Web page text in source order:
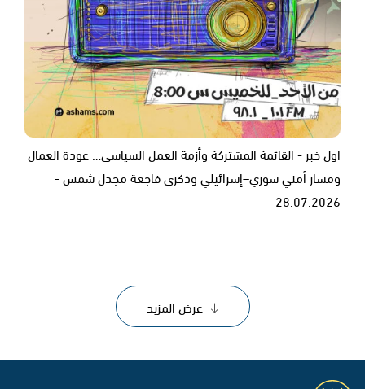
اول خبر - القائمة المشتركة وأزمة العمل السياسي… عودة العمال
ومسار أمني سوري–إسرائيلي وذكرى فاجعة مجدل شمس -
28.07.2026
عرض المزيد